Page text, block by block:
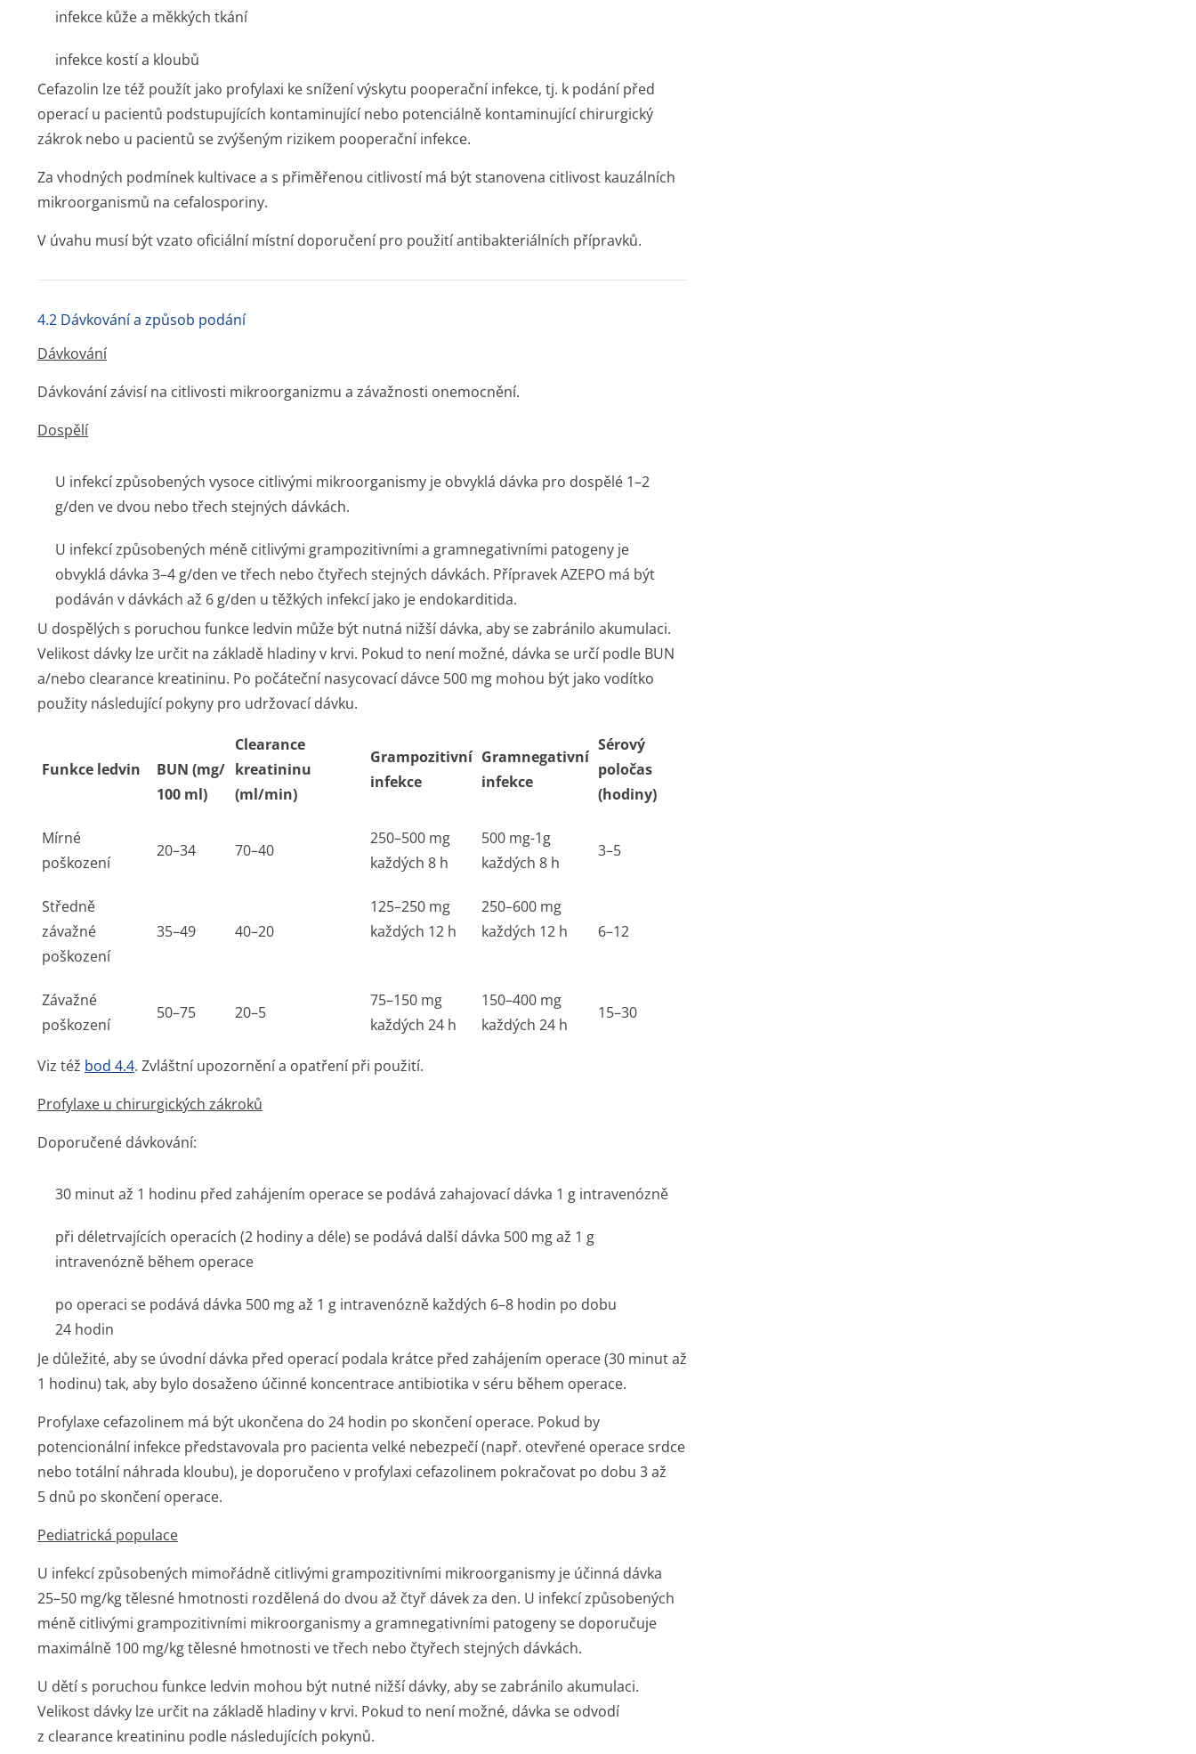
infekce kůže a měkkých tkání
infekce kostí a kloubů
Cefazolin lze též použít jako profylaxi ke snížení výskytu pooperační infekce, tj. k podání před
operací u pacientů podstupujících kontaminující nebo potenciálně kontaminující chirurgický
zákrok nebo u pacientů se zvýšeným rizikem pooperační infekce.
Za vhodných podmínek kultivace a s přiměřenou citlivostí má být stanovena citlivost kauzálních
mikroorganismů na cefalosporiny.
V úvahu musí být vzato oficiální místní doporučení pro použití antibakteriálních přípravků.
4.2 Dávkování a způsob podání
Dávkování
Dávkování závisí na citlivosti mikroorganizmu a závažnosti onemocnění.
Dospělí
U infekcí způsobených vysoce citlivými mikroorganismy je obvyklá dávka pro dospělé 1–2
g/den ve dvou nebo třech stejných dávkách.
U infekcí způsobených méně citlivými grampozitivními a gramnegativními patogeny je
obvyklá dávka 3–4 g/den ve třech nebo čtyřech stejných dávkách. Přípravek AZEPO má být
podáván v dávkách až 6 g/den u těžkých infekcí jako je endokarditida.
U dospělých s poruchou funkce ledvin může být nutná nižší dávka, aby se zabránilo akumulaci.
Velikost dávky lze určit na základě hladiny v krvi. Pokud to není možné, dávka se určí podle BUN
a/nebo clearance kreatininu. Po počáteční nasycovací dávce 500 mg mohou být jako vodítko
použity následující pokyny pro udržovací dávku.
Funkce ledvin
BUN (mg/
100 ml)
Clearance
kreatininu
(ml/min)
Grampozitivní
infekce
Gramnegativní
infekce
Sérový
poločas
(hodiny)
Mírné
poškození
20–34 70–40
250–500 mg
každých 8 h
500 mg-1g
každých 8 h
3–5
Středně
závažné
poškození
35–49 40–20
125–250 mg
každých 12 h
250–600 mg
každých 12 h
6–12
Závažné
poškození
50–75 20–5
75–150 mg
každých 24 h
150–400 mg
každých 24 h
15–30
Viz též bod 4.4. Zvláštní upozornění a opatření při použití.
Profylaxe u chirurgických zákroků
Doporučené dávkování:
30 minut až 1 hodinu před zahájením operace se podává zahajovací dávka 1 g intravenózně
při déletrvajících operacích (2 hodiny a déle) se podává další dávka 500 mg až 1 g
intravenózně během operace
po operaci se podává dávka 500 mg až 1 g intravenózně každých 6–8 hodin po dobu
24 hodin
Je důležité, aby se úvodní dávka před operací podala krátce před zahájením operace (30 minut až
1 hodinu) tak, aby bylo dosaženo účinné koncentrace antibiotika v séru během operace.
Profylaxe cefazolinem má být ukončena do 24 hodin po skončení operace. Pokud by
potencionální infekce představovala pro pacienta velké nebezpečí (např. otevřené operace srdce
nebo totální náhrada kloubu), je doporučeno v profylaxi cefazolinem pokračovat po dobu 3 až
5 dnů po skončení operace.
Pediatrická populace
U infekcí způsobených mimořádně citlivými grampozitivními mikroorganismy je účinná dávka
25–50 mg/kg tělesné hmotnosti rozdělená do dvou až čtyř dávek za den. U infekcí způsobených
méně citlivými grampozitivními mikroorganismy a gramnegativními patogeny se doporučuje
maximálně 100 mg/kg tělesné hmotnosti ve třech nebo čtyřech stejných dávkách.
U dětí s poruchou funkce ledvin mohou být nutné nižší dávky, aby se zabránilo akumulaci.
Velikost dávky lze určit na základě hladiny v krvi. Pokud to není možné, dávka se odvodí
z clearance kreatininu podle následujících pokynů.